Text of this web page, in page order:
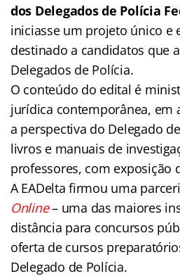
dos Delegados de Polícia
iniciasse um projeto único e
destinado a candidatos que
Delegados de Polícia.
O conteúdo do edital é
jurídica contemporânea, em
a perspectiva do Delegado
livros e manuais de
professores, com exposição
A EADelta firmou uma
Online– uma das maiores
distância para concursos
oferta de cursos
Delegado de Polícia.